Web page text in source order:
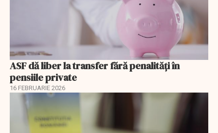
ASF dă liber la transfer fără penalități în
pensiile private
16 FEBRUARIE 2026